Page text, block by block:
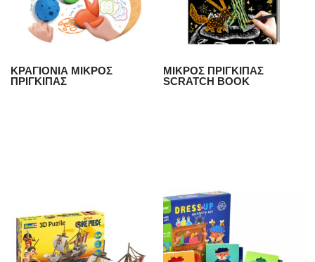
ΚΡΑΓΙΟΝΙΑ ΜΙΚΡΟΣ
ΠΡΙΓΚΙΠΑΣ
ΜΙΚΡΟΣ ΠΡΙΓΚΙΠΑΣ
SCRATCH BOOK